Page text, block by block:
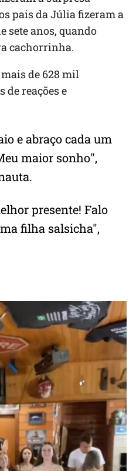
pais da Júlia fizeram a
sete anos, quando
cachorrinha.
de 628 mil
de reações e
e abraço cada um
maior sonho",
presente! Falo
filha salsicha",